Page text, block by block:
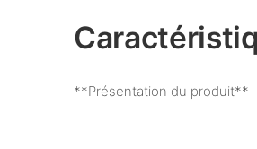
**Présentation du produit**